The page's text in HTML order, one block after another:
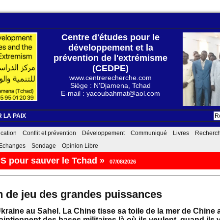
Centre d'études pour le
développement et la
prévention de l'extrémisme
(CEDPE)
www.centrerecherche.com
Siège : N'Djamena, Tchad
E-mail : yacoubahmat@aol.com
LA PAIX
Conflit et prévention Développement Communiqué Livres
Sondage Opinion Libre
défaut de percevoir des taxes, l’iran menace de
de jeu des grandes puissances
au Sahel. La Chine tisse sa toile de la mer de Chine